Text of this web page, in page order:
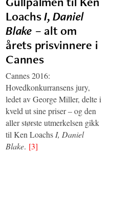
LoachsI, Daniel
Blake – alt om
årets prisvinnere i
Cannes
Cannes 2016:
Hovedkonkurransens jury,
ledet av George Miller, delte i
kveld ut sine priser – og den
aller største utmerkelsen gikk
til Ken Loachs I, Daniel
Blake. [3]